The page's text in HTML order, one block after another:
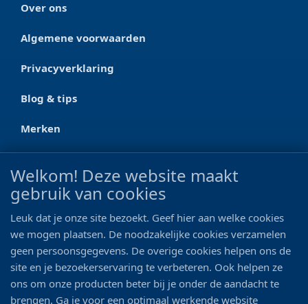
Over ons
Algemene voorwaarden
Privacyverklaring
Blog & tips
Merken
CONTACT
Ootmarsumseweg 125a
0546 - 622 990
06 - 11 19 81 42
info@bo-vis.nl
Welkom! Deze website maakt
gebruik van cookies
Leuk dat je onze site bezoekt. Geef hier aan welke cookies
we mogen plaatsen. De noodzakelijke cookies verzamelen
geen persoonsgegevens. De overige cookies helpen ons de
site en je bezoekerservaring te verbeteren. Ook helpen ze
ons om onze producten beter bij je onder de aandacht te
brengen. Ga je voor een optimaal werkende website